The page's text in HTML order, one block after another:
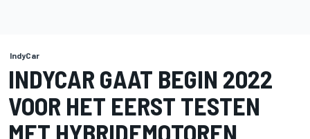
IndyCar
INDYCAR GAAT BEGIN 2022
VOOR HET EERST TESTEN
MET HYBRIDEMOTOREN